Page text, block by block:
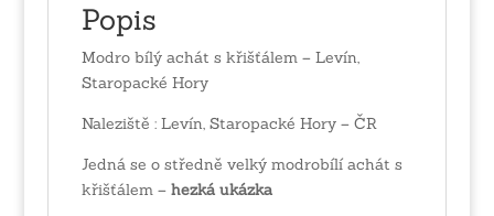
Popis
Modro bílý achát s křišťálem – Levín,
Staropacké Hory
Naleziště : Levín, Staropacké Hory – ČR
Jedná se o středně velký modrobílí achát s
křišťálem – hezká ukázka